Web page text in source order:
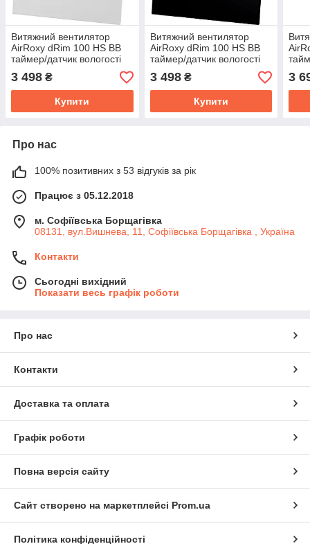
Витяжний вентилятор
AirRoxy dRim 100 HS BB
таймер/датчик вологості
панель скляна білий
матовий 93м³/год 11Вт
3 498 ₴
Купити
Витяжний вентилятор
AirRoxy dRim 100 HS BB
таймер/датчик вологості
панель скляна чорний
93м³/год 11Вт
3 498₴
Купити
3
Про нас
100% позитивних з 53 відгуків за рік
Працює з 05.12.2018
м. Софіївська Борщагівка
08131, вул.Вишнева, 11, Софіївська Борщагівка , Україна
Контакти
Сьогодні вихідний
Показати весь графік роботи
Про нас
Контакти
Доставка та оплата
Графік роботи
Повна версія сайту
Сайт створено на маркетплейсі Prom.ua
Політика конфіденційності